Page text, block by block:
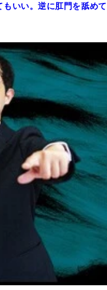
いい。逆に肛門を舐めて